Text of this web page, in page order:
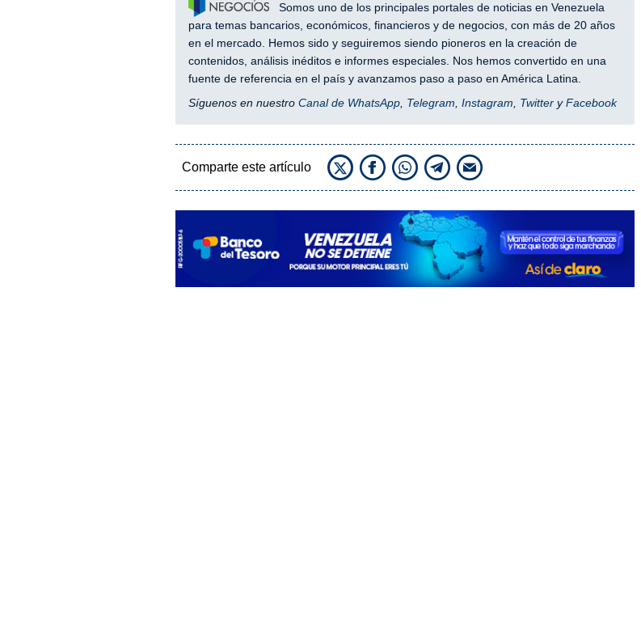
Somos uno de los principales portales de noticias en Venezuela
para temas bancarios, económicos, financieros y de negocios, con más de 20 años
en el mercado. Hemos sido y seguiremos siendo pioneros en la creación de
contenidos, análisis inéditos e informes especiales. Nos hemos convertido en una
fuente de referencia en el país y avanzamos paso a paso en América Latina.
Síguenos en nuestro Canal de WhatsApp, Telegram, Instagram, TwitteryFacebook
Comparte este artículo